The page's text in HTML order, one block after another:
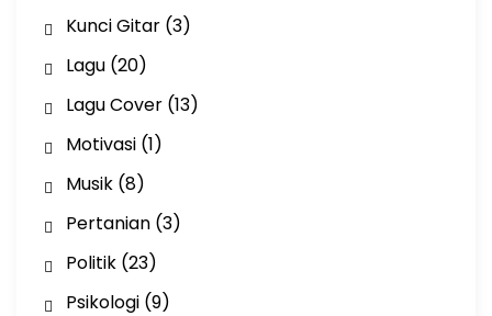
Kunci Gitar(3)
Lagu(20)
Lagu Cover(13)
Motivasi(1)
Musik(8)
Pertanian(3)
Politik(23)
Psikologi(9)